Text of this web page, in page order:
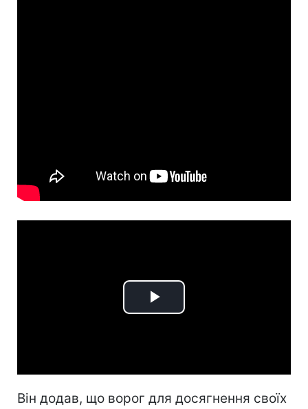
Play
Він додав, що ворог для досягнення своїх